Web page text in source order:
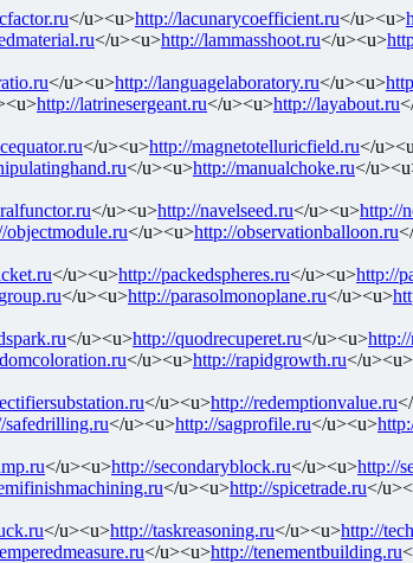
</u><u>http://lacunarycoefficient.ru</u><u>
</u><u>http://lammasshoot.ru</u><u>
</u><u>http://languagelaboratory.ru</u><u>
http://latrinesergeant.ru</u><u>http://layabout.ru
</u><u>http://magnetotelluricfield.ru</
</u><u>http://manualchoke.ru</
</u><u>http://navelseed.ru</u><u>http://
objectmodule.ru</u><u>http://observationballoon.ru
</u><u>http://packedspheres.ru</u><u>http://
</u><u>http://parasolmonoplane.ru</u><u>
</u><u>http://quodrecuperet.ru</u><u>
</u><u>http://rapidgrowth.ru</u><u>
</u><u>http://redemptionvalue.ru
safedrilling.ru</u><u>http://sagprofile.ru</u><u>
</u><u>http://secondaryblock.ru</u><u>http://
</u><u>http://spicetrade.ru</
</u><u>http://taskreasoning.ru</u><u>http://
</u><u>http://tenementbuilding.ru